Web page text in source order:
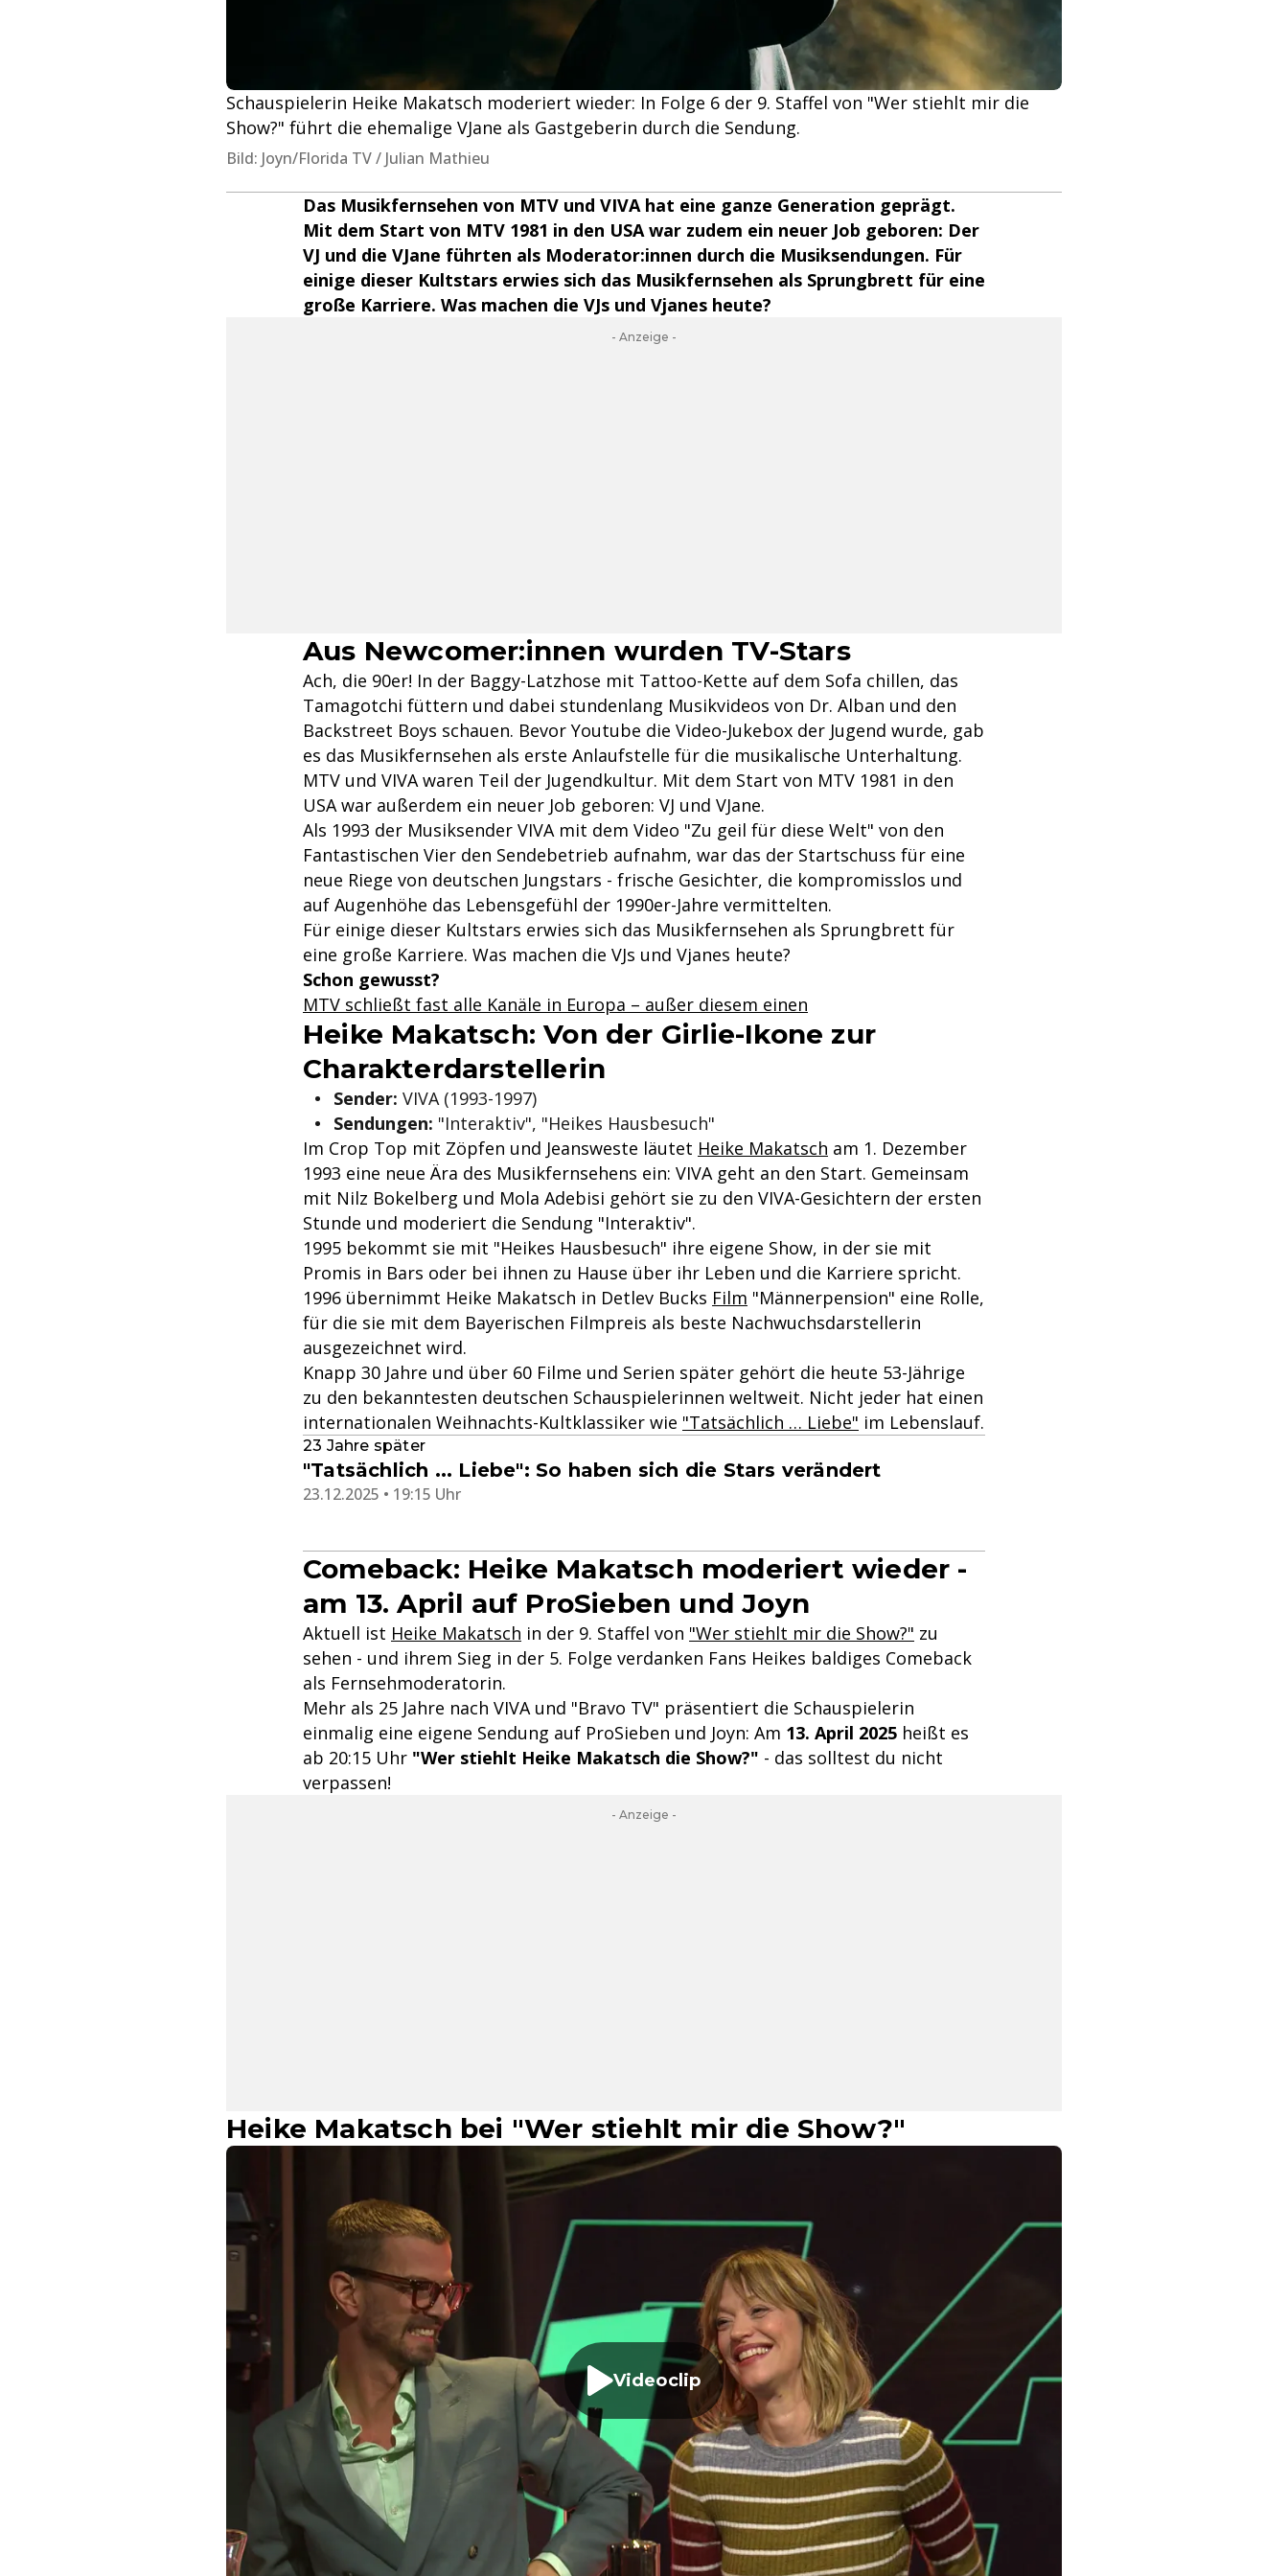
Schauspielerin Heike Makatsch moderiert wieder: In Folge 6 der 9. Staffel von "Wer stiehlt mir die
Show?" führt die ehemalige VJane als Gastgeberin durch die Sendung.
Bild: Joyn/Florida TV / Julian Mathieu
Das Musikfernsehen von MTV und VIVA hat eine ganze Generation geprägt.
Mit dem Start von MTV 1981 in den USA war zudem ein neuer Job geboren: Der
VJ und die VJane führten als Moderator:innen durch die Musiksendungen. Für
einige dieser Kultstars erwies sich das Musikfernsehen als Sprungbrett für eine
große Karriere. Was machen die VJs und Vjanes heute?
- Anzeige -
Aus Newcomer:innen wurden TV-Stars
Ach, die 90er! In der Baggy-Latzhose mit Tattoo-Kette auf dem Sofa chillen, das
Tamagotchi füttern und dabei stundenlang Musikvideos von Dr. Alban und den
Backstreet Boys schauen. Bevor Youtube die Video-Jukebox der Jugend wurde, gab
es das Musikfernsehen als erste Anlaufstelle für die musikalische Unterhaltung.
MTV und VIVA waren Teil der Jugendkultur. Mit dem Start von MTV 1981 in den
USA war außerdem ein neuer Job geboren: VJ und VJane.
Als 1993 der Musiksender VIVA mit dem Video "Zu geil für diese Welt" von den
Fantastischen Vier den Sendebetrieb aufnahm, war das der Startschuss für eine
neue Riege von deutschen Jungstars - frische Gesichter, die kompromisslos und
auf Augenhöhe das Lebensgefühl der 1990er-Jahre vermittelten.
Für einige dieser Kultstars erwies sich das Musikfernsehen als Sprungbrett für
eine große Karriere. Was machen die VJs und Vjanes heute?
Schon gewusst?
MTV schließt fast alle Kanäle in Europa – außer diesem einen
Heike Makatsch: Von der Girlie-Ikone zur
Charakterdarstellerin
Sender: VIVA (1993-1997)
Sendungen: "Interaktiv", "Heikes Hausbesuch"
Im Crop Top mit Zöpfen und Jeansweste läutet Heike Makatsch am 1. Dezember
1993 eine neue Ära des Musikfernsehens ein: VIVA geht an den Start. Gemeinsam
mit Nilz Bokelberg und Mola Adebisi gehört sie zu den VIVA-Gesichtern der ersten
Stunde und moderiert die Sendung "Interaktiv".
1995 bekommt sie mit "Heikes Hausbesuch" ihre eigene Show, in der sie mit
Promis in Bars oder bei ihnen zu Hause über ihr Leben und die Karriere spricht.
1996 übernimmt Heike Makatsch in Detlev Bucks Film "Männerpension" eine Rolle,
für die sie mit dem Bayerischen Filmpreis als beste Nachwuchsdarstellerin
ausgezeichnet wird.
Knapp 30 Jahre und über 60 Filme und Serien später gehört die heute 53-Jährige
zu den bekanntesten deutschen Schauspielerinnen weltweit. Nicht jeder hat einen
internationalen Weihnachts-Kultklassiker wie "Tatsächlich … Liebe" im Lebenslauf.
23 Jahre später
"Tatsächlich ... Liebe": So haben sich die Stars verändert
23.12.2025 • 19:15 Uhr
Comeback: Heike Makatsch moderiert wieder -
am 13. April auf ProSieben und Joyn
Aktuell ist Heike Makatsch in der 9. Staffel von "Wer stiehlt mir die Show?" zu
sehen - und ihrem Sieg in der 5. Folge verdanken Fans Heikes baldiges Comeback
als Fernsehmoderatorin.
Mehr als 25 Jahre nach VIVA und "Bravo TV" präsentiert die Schauspielerin
einmalig eine eigene Sendung auf ProSieben und Joyn: Am 13. April 2025 heißt es
ab 20:15 Uhr "Wer stiehlt Heike Makatsch die Show?" - das solltest du nicht
verpassen!
- Anzeige -
Heike Makatsch bei "Wer stiehlt mir die Show?"
Videoclip